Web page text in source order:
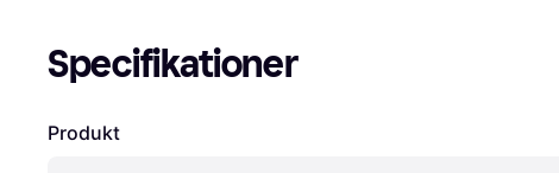
Specifikationer
Produkt